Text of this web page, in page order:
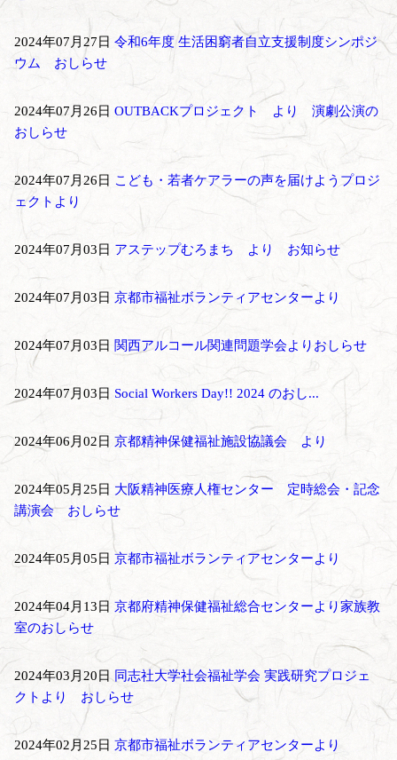
2024年07月27日 令和6年度 生活困窮者自立支援制度シンポジ
ウム おしらせ
2024年07月26日 OUTBACKプロジェクト より 演劇公演の
おしらせ
2024年07月26日 こども・若者ケアラーの声を届けようプロジ
ェクトより
2024年07月03日 アステップむろまち より お知らせ
2024年07月03日 京都市福祉ボランティアセンターより
2024年07月03日 関西アルコール関連問題学会よりおしらせ
2024年07月03日 Social Workers Day!! 2024 のおし...
2024年06月02日 京都精神保健福祉施設協議会 より
2024年05月25日 大阪精神医療人権センター 定時総会・記念
講演会 おしらせ
2024年05月05日 京都市福祉ボランティアセンターより
2024年04月13日 京都府精神保健福祉総合センターより家族教
室のおしらせ
2024年03月20日 同志社大学社会福祉学会 実践研究プロジェ
クトより おしらせ
2024年02月25日 京都市福祉ボランティアセンターより